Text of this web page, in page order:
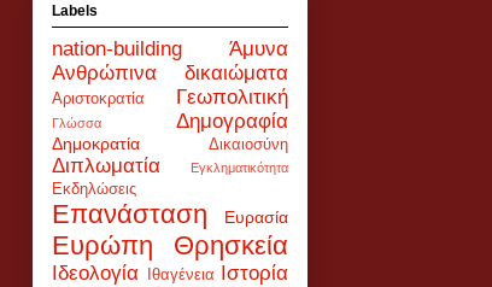
Labels
nation-building
Άμυνα
Ανθρώπινα δικαιώματα
Αριστοκρατία Γεωπολιτική
Γλώσσα Δημογραφία
Δημοκρατία Δικαιοσύνη
Διπλωματία Εγκληματικότητα
Εκδηλώσεις
Επανάσταση Ευρασία
Ευρώπη Θρησκεία
Ιδεολογία Ιθαγένεια Ιστορία